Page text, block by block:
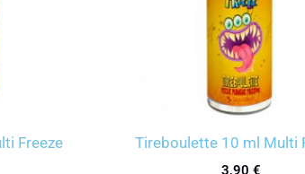
Freeze Tireboulette 10 ml Multi
3,90 €